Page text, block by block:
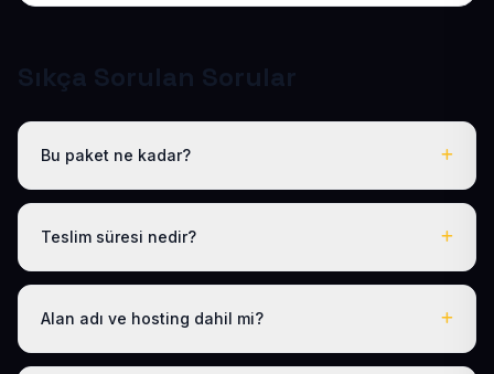
Sıkça Sorulan Sorular
Bu paket ne kadar?
Tüm sektörel paketlerimiz gibi Hazır Anahtarcı / Çilingir
.com.tr alan adı, hosting, SSL ve temel SEO dahildir; gizli
ücret yoktur.
Teslim süresi nedir?
Logo, iletişim ve tanıtım metinlerinizi ilettikten sonra
Alan adı ve hosting dahil mi?
Evet. Yıllık paket ücretine ücretsiz .com.tr alan adı ve